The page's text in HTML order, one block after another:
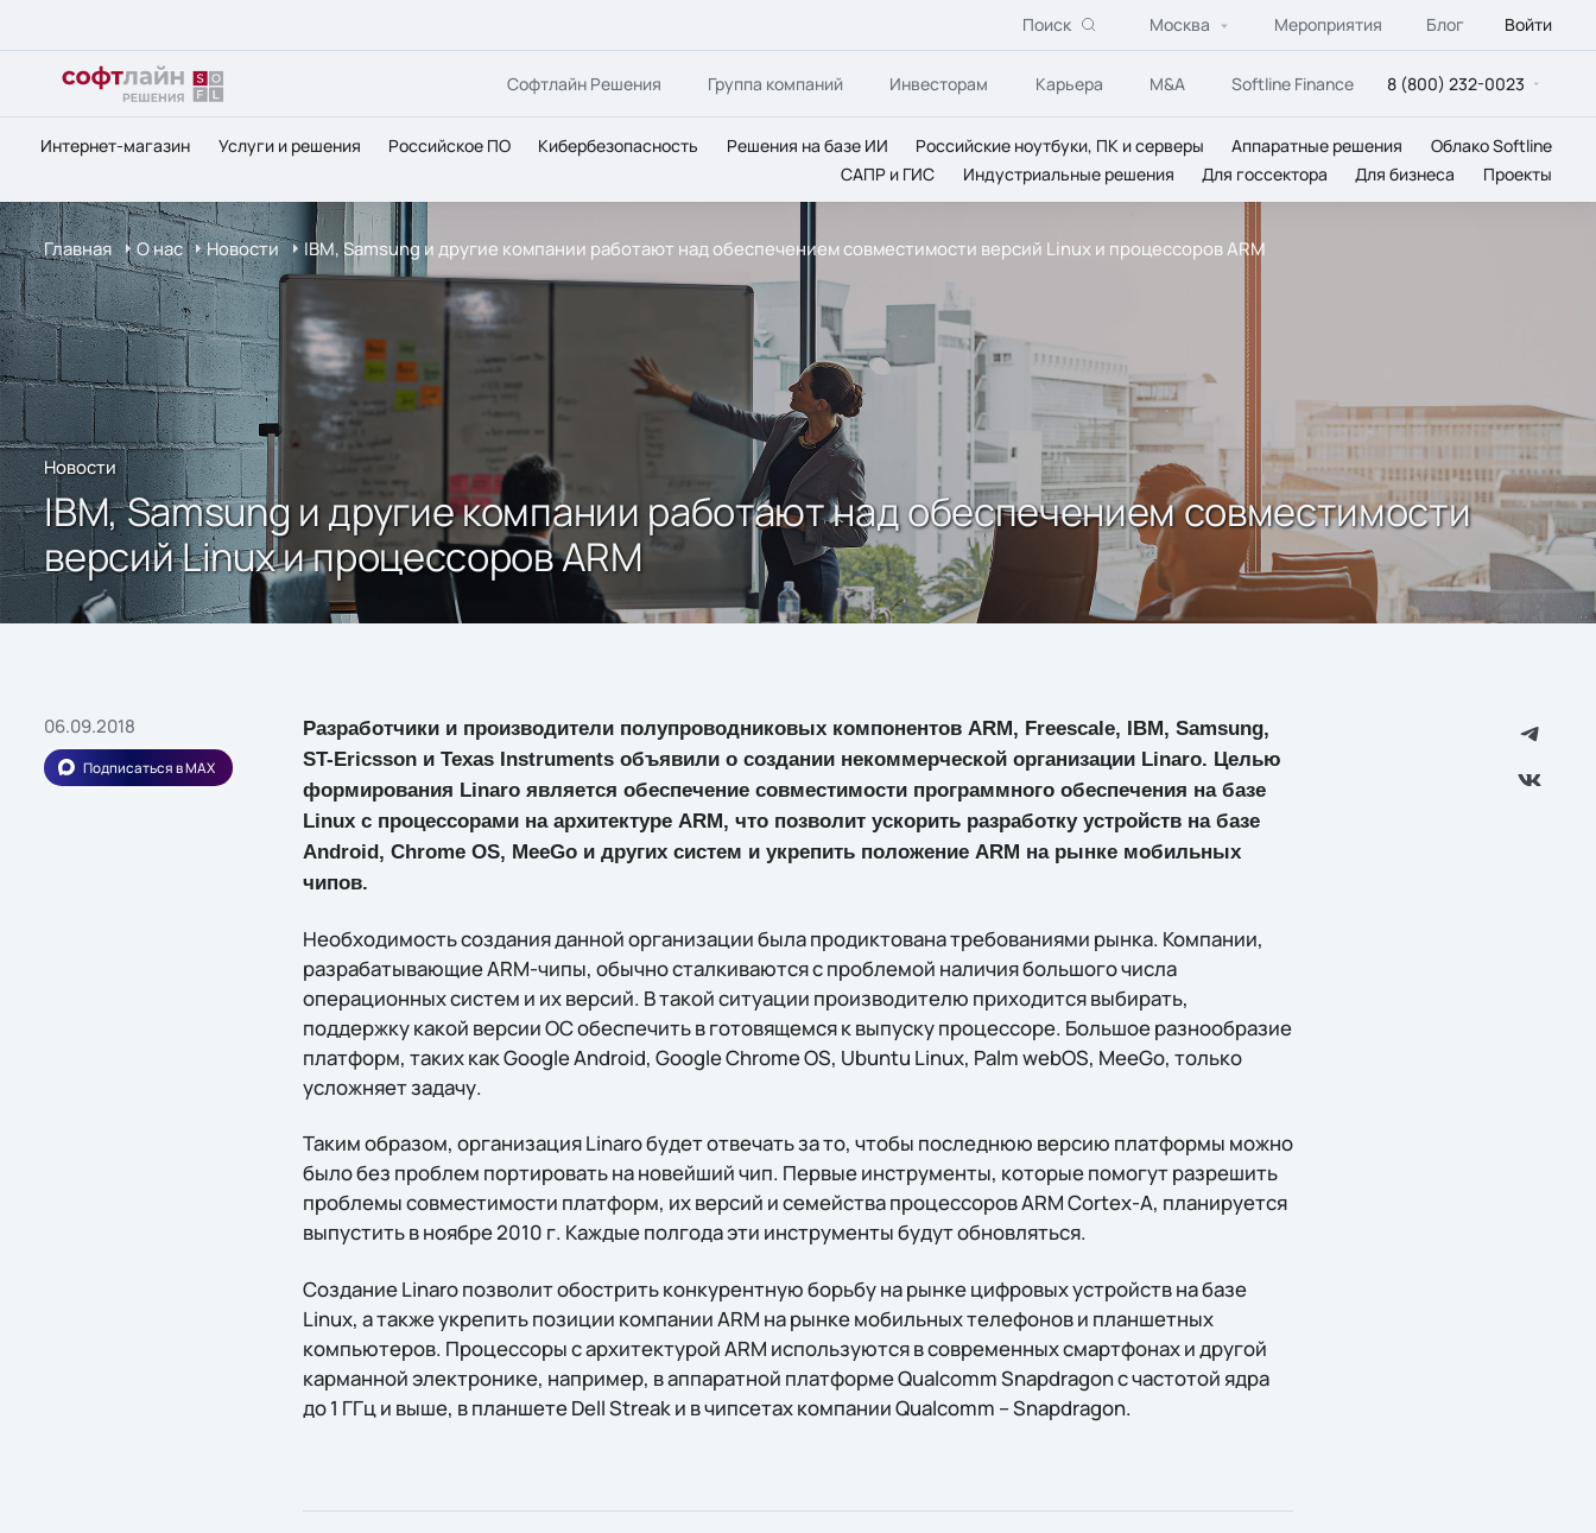
Поиск Москва Мероприятия Блог Войти
Софтлайн Решения Группа компаний Инвесторам Карьера M&A Softline Finance 8 (800) 232-0023
Интернет-магазин Услуги и решения Российское ПО Кибербезопасность Решения на базе ИИ Российские ноутбуки, ПК и серверы Аппаратные решения
Облако Softline
САПР и ГИС
Индустриальные решения Для госсектора Для бизнеса Проекты
Главная О нас Новости IBM, Samsung и другие компании работают над обеспечением совместимости версий Linux и процессоров ARM
Новости
IBM, Samsung и другие компании работают над обеспечением совместимости
версий Linux и процессоров ARM
06.09.2018
Подписаться в MAX
Разработчики и производители полупроводниковых компонентов ARM, Freescale, IBM, Samsung,
ST-Ericsson и Texas Instruments объявили о создании некоммерческой организации Linaro. Целью
формирования Linaro является обеспечение совместимости программного обеспечения на базе
Linux с процессорами на архитектуре ARM, что позволит ускорить разработку устройств на базе
Android, Chrome OS, MeeGo и других систем и укрепить положение ARM на рынке мобильных
чипов.
Необходимость создания данной организации была продиктована требованиями рынка. Компании,
разрабатывающие ARM-чипы, обычно сталкиваются с проблемой наличия большого числа
операционных систем и их версий. В такой ситуации производителю приходится выбирать,
поддержку какой версии ОС обеспечить в готовящемся к выпуску процессоре. Большое разнообразие
платформ, таких как Google Android, Google Chrome OS, Ubuntu Linux, Palm webOS, MeeGo, только
усложняет задачу.
Таким образом, организация Linaro будет отвечать за то, чтобы последнюю версию платформы можно
было без проблем портировать на новейший чип. Первые инструменты, которые помогут разрешить
проблемы совместимости платформ, их версий и семейства процессоров ARM Cortex-A, планируется
выпустить в ноябре 2010 г. Каждые полгода эти инструменты будут обновляться.
Создание Linaro позволит обострить конкурентную борьбу на рынке цифровых устройств на базе
Linux, а также укрепить позиции компании ARM на рынке мобильных телефонов и планшетных
компьютеров. Процессоры с архитектурой ARM используются в современных смартфонах и другой
карманной электронике, например, в аппаратной платформе Qualcomm Snapdragon с частотой ядра
до 1 ГГц и выше, в планшете Dell Streak и в чипсетах компании Qualcomm – Snapdragon.